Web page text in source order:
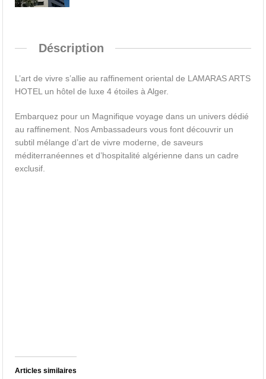
Déscription
L’art de vivre s’allie au raffinement oriental de LAMARAS ARTS
HOTEL un hôtel de luxe 4 étoiles à Alger.
Embarquez pour un Magnifique voyage dans un univers dédié
au raffinement. Nos Ambassadeurs vous font découvrir un
subtil mélange d’art de vivre moderne, de saveurs
méditerranéennes et d’hospitalité algérienne dans un cadre
exclusif.
Articles similaires